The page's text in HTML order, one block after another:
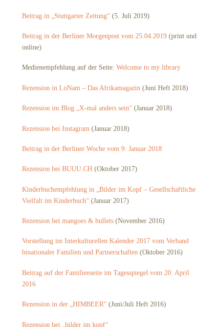
Beitrag in „Stuttgarter Zeitung“(5. Juli 2019)
Beitrag in der Berliner Morgenpost vom 25.04.2019(print und
online)
Medienempfehlung auf der Seite: Welcome to my library
Rezension in LoNam – Das Afrikamagazin (Juni Heft 2018)
Rezension im Blog „X-mal anders sein“(Januar 2018)
Rezension bei Instagram (Januar 2018)
Beitrag in der Berliner Woche vom 9. Januar 2018
Rezension bei BUUU.CH(Oktober 2017)
Kinderbuchempfehlung in „Bilder im Kopf – Gesellschaftliche
Vielfalt im Kinderbuch“(Januar 2017)
Rezension bei mangoes & bullets(November 2016)
Vorstellung im Interkulturellen Kalender 2017 vom Verband
binationaler Familien und Partnerschaften(Oktober 2016)
Beitrag auf der Familienseite im Tagesspiegel vom 20. April
2016
Rezension in der „HIMBEER“(Juni/Juli Heft 2016)
Rezension bei „bilder im kopf“